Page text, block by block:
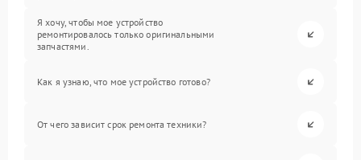
Я хочу, чтобы мое устройство
ремонтировалось только оригинальными
запчастями.
Как я узнаю, что мое устройство готово?
От чего зависит срок ремонта техники?